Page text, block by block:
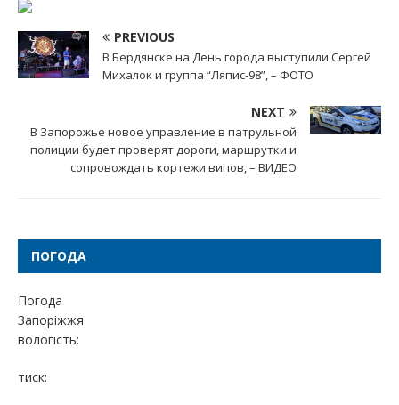
PREVIOUS
В Бердянске на День города выступили Сергей
Михалок и группа “Ляпис-98”, – ФОТО
NEXT
В Запорожье новое управление в патрульной
полиции будет проверят дороги, маршрутки и
сопровождать кортежи випов, – ВИДЕО
ПОГОДА
Погода
Запоріжжя
вологість:
тиск: